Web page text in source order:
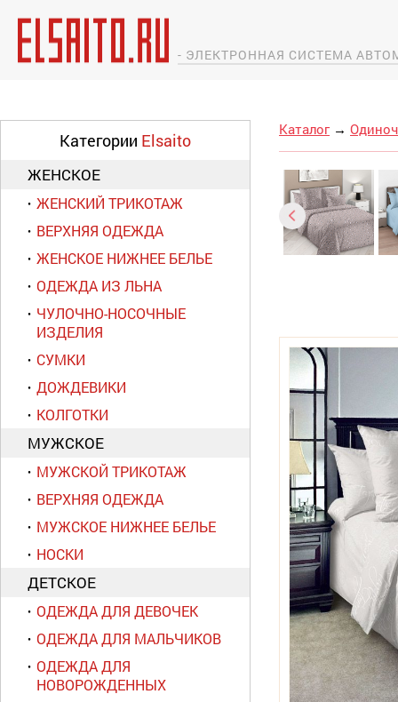
- ЭЛЕКТРОННАЯ СИСТЕМА
Категории Elsaito
ЖЕНСКОЕ
ЖЕНСКИЙ ТРИКОТАЖ
ВЕРХНЯЯ ОДЕЖДА
ЖЕНСКОЕ НИЖНЕЕ БЕЛЬЕ
ОДЕЖДА ИЗ ЛЬНА
ЧУЛОЧНО-НОСОЧНЫЕ
ИЗДЕЛИЯ
СУМКИ
ДОЖДЕВИКИ
КОЛГОТКИ
МУЖСКОЕ
МУЖСКОЙ ТРИКОТАЖ
ВЕРХНЯЯ ОДЕЖДА
МУЖСКОЕ НИЖНЕЕ БЕЛЬЕ
НОСКИ
ДЕТСКОЕ
ОДЕЖДА ДЛЯ ДЕВОЧЕК
ОДЕЖДА ДЛЯ МАЛЬЧИКОВ
ОДЕЖДА ДЛЯ
НОВОРОЖДЕННЫХ
Каталог →